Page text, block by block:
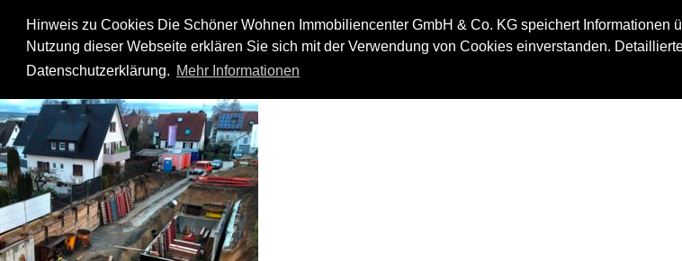
Hinweis zu Cookies Die Schöner Wohnen Immobiliencenter GmbH & Co. KG speichert Informationen
Nutzung dieser Webseite erklären Sie sich mit der Verwendung von Cookies einverstanden.
Datenschutzerklärung. Mehr Informationen
content
Dezember 2018 – Tiefbau